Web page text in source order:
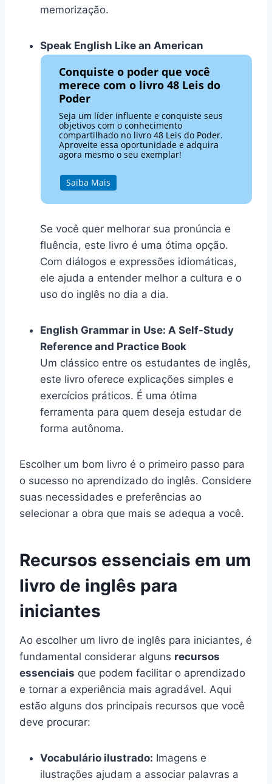
memorização.
Speak English Like an American
Conquiste o poder que você
merece com o livro 48 Leis do
Poder
Seja um líder influente e conquiste seus
objetivos com o conhecimento
compartilhado no livro 48 Leis do Poder.
Aproveite essa oportunidade e adquira
agora mesmo o seu exemplar!
Saiba Mais
Se você quer melhorar sua pronúncia e
fluência, este livro é uma ótima opção.
Com diálogos e expressões idiomáticas,
ele ajuda a entender melhor a cultura e o
uso do inglês no dia a dia.
English Grammar in Use: A Self-Study
Reference and Practice Book
Um clássico entre os estudantes de inglês,
este livro oferece explicações simples e
exercícios práticos. É uma ótima
ferramenta para quem deseja estudar de
forma autônoma.
Escolher um bom livro é o primeiro passo para
o sucesso no aprendizado do inglês. Considere
suas necessidades e preferências ao
selecionar a obra que mais se adequa a você.
Recursos essenciais em um
livro de inglês para
iniciantes
Ao escolher um livro de inglês para iniciantes, é
fundamental considerar alguns recursos
essenciais que podem facilitar o aprendizado
e tornar a experiência mais agradável. Aqui
estão alguns dos principais recursos que você
deve procurar:
Vocabulário ilustrado: Imagens e
ilustrações ajudam a associar palavras a